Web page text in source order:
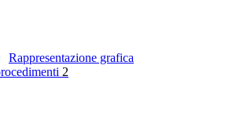
Rappresentazione grafica
2